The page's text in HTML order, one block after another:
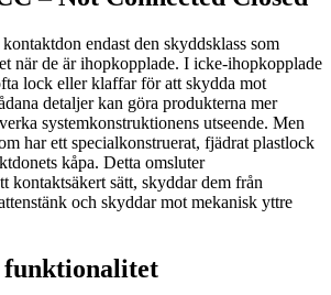
endast den skyddsklass som
när de är ihopkopplade. I icke-ihopkopplade
lock eller klaffar för att skydda mot
detaljer kan göra produkterna mer
systemkonstruktionens utseende. Men
har ett specialkonstruerat, fjädrat plastlock
kåpa. Detta omsluter
kontaktsäkert sätt, skyddar dem från
och skyddar mot mekanisk yttre
funktionalitet